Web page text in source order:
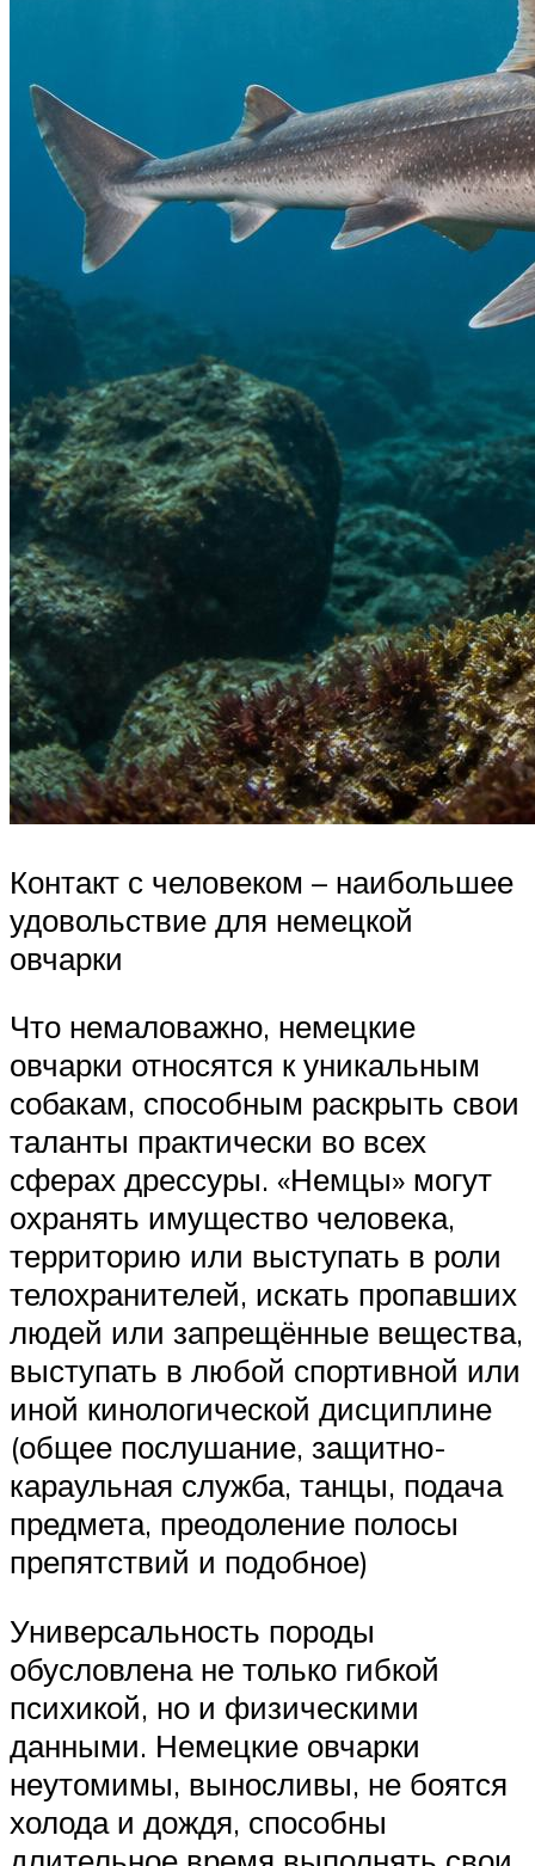
Контакт с человеком – наибольшее
удовольствие для немецкой
овчарки
Что немаловажно, немецкие
овчарки относятся к уникальным
собакам, способным раскрыть свои
таланты практически во всех
сферах дрессуры. «Немцы» могут
охранять имущество человека,
территорию или выступать в роли
телохранителей, искать пропавших
людей или запрещённые вещества,
выступать в любой спортивной или
иной кинологической дисциплине
(общее послушание, защитно-
караульная служба, танцы, подача
предмета, преодоление полосы
препятствий и подобное)
Универсальность породы
обусловлена не только гибкой
психикой, но и физическими
данными. Немецкие овчарки
неутомимы, выносливы, не боятся
холода и дождя, способны